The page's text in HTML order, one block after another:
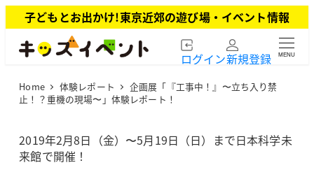
イ
子どもとお出かけ!東京近郊の遊び場・イベント情報
ログイン新規登録 MENU
Home 体験レポート
企画展「『工事中！』〜立ち入り禁
止！？重機の現場〜」体験レポート！
2019年2月8日（金）〜5月19日（日）まで日本科学未
来館で開催！